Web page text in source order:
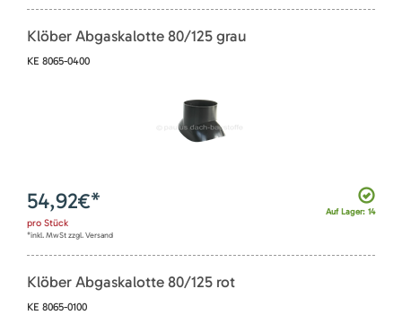
Klöber Abgaskalotte 80/125 grau
KE 8065-0400
Auf Lager: 14
54,92€*
pro Stück
*inkl. MwSt zzgl. Versand
Klöber Abgaskalotte 80/125 rot
KE 8065-0100